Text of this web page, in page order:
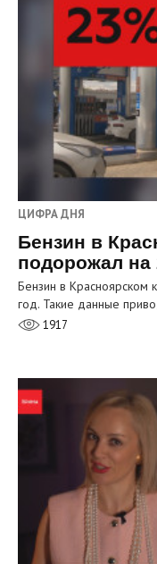
ЦИФРА ДНЯ
Бензин в
подорожал на
Бензин в Красноярском
год. Такие данные
1917